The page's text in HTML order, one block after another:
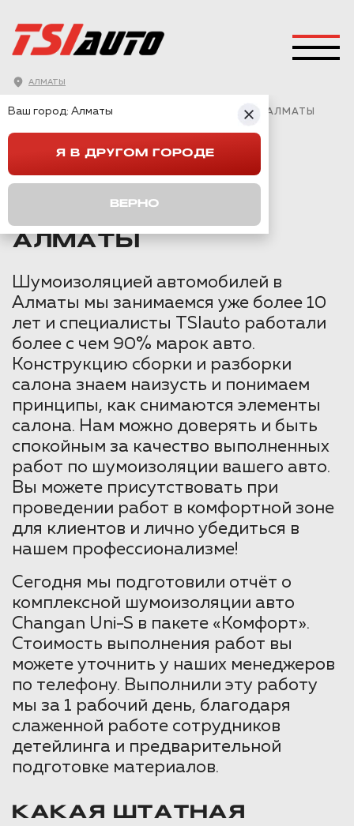
АЛМАТЫ
ПОЛНАЯ ШУМОИЗОЛЯЦИЯ CHANGAN UNI-S В АЛМАТЫ
АЛМАТЫ
Шумоизоляцией автомобилей в
Алматы мы занимаемся уже более 10
лет и специалисты TSIauto работали
более с чем 90% марок авто.
Конструкцию сборки и разборки
салона знаем наизусть и понимаем
принципы, как снимаются элементы
салона. Нам можно доверять и быть
спокойным за качество выполненных
работ по шумоизоляции вашего авто.
Вы можете присутствовать при
проведении работ в комфортной зоне
для клиентов и лично убедиться в
нашем профессионализме!
Сегодня мы подготовили отчёт о
комплексной шумоизоляции авто
Changan Uni-S в пакете «Комфорт».
Стоимость выполнения работ вы
можете уточнить у наших менеджеров
по телефону. Выполнили эту работу
мы за 1 рабочий день, благодаря
слаженной работе сотрудников
детейлинга и предварительной
подготовке материалов.
КАКАЯ ШТАТНАЯ
Ваш город: Алматы
Я В ДРУГОМ ГОРОДЕ
ВЕРНО